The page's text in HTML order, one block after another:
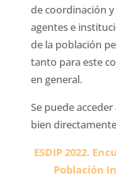
de coordinación
agentes e
de la población
tanto para este
en general.
Se puede
bien
ESDIP 2022.
Población